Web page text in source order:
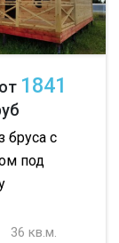
1841
бруса с
под
36 кв.м.